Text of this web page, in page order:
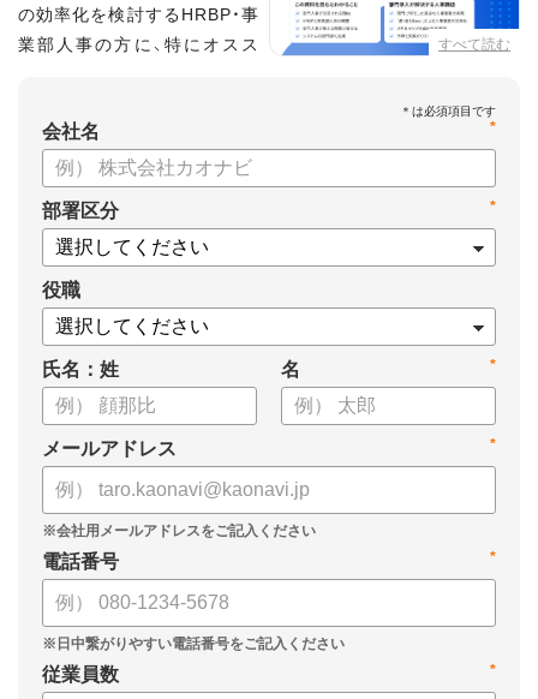
すべて読む
の効率化を検討するHRBP・事
業部人事の方に、特にオスス
【資料の内容】
・部門人事が抱える問題とその解決法
・タレントマネジメントシステムの部門導入するメリット
・スキル管理をはじめとする企業のシステム活用事例
*
会社名
*
部署区分
役職
氏名：姓 *
名
*
メールアドレス
*
電話番号
*
従業員数